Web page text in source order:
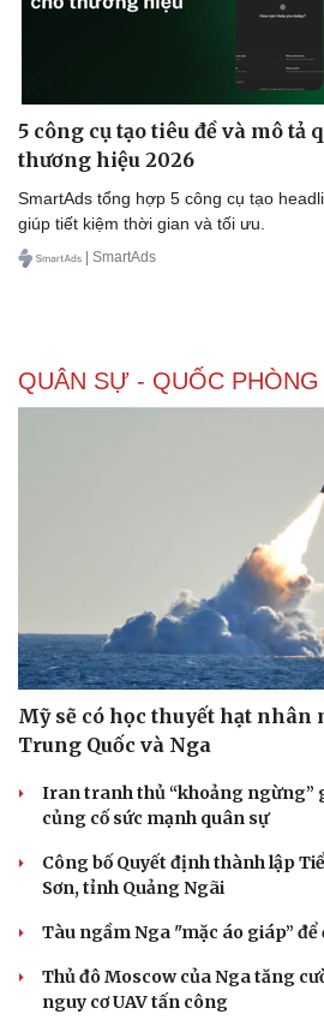
Sức khỏe
Cây thuốc
Sản phụ khoa
Đời
Blog
5 công cụ tạo tiêu đề và mô tả
thương hiệu 2026
SmartAds tổng hợp 5 công cụ tạo
giúp tiết kiệm thời gian và tối ưu.
| SmartAds
QUÂN SỰ - QUỐC PHÒNG
Mỹ sẽ có học thuyết hạt nhân
Trung Quốc và Nga
Iran tranh thủ “khoảng ngừng”
củng cố sức mạnh quân sự
Công bố Quyết định thành lập
Sơn, tỉnh Quảng Ngãi
Tàu ngầm Nga "mặc áo giáp” để
Thủ đô Moscow của Nga tăng
nguy cơ UAV tấn công